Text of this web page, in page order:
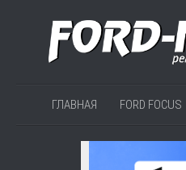
ГЛАВНАЯ FORD FOCUS